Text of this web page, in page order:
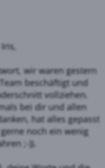
wir waren gestern
beschäftigt und
vollziehen.
bei dir und allen
hat alles gepasst
noch ein wenig
;-)).